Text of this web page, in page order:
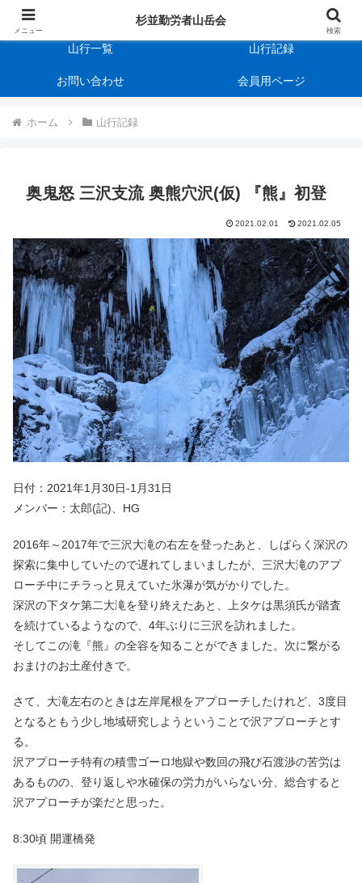
山行一覧 山行記録
お問い合わせ 会員用ページ
ホーム 山行記録
奥鬼怒 三沢支流 奥熊穴沢(仮) 『熊』初登
2021.02.01 2021.02.05
日付：2021年1月30日-1月31日
メンバー：太郎(記)、HG
2016年～2017年で三沢大滝の右左を登ったあと、しばらく深沢の
探索に集中していたので遅れてしまいましたが、三沢大滝のアプ
ローチ中にチラっと見えていた氷瀑が気がかりでした。
深沢の下タケ第二大滝を登り終えたあと、上タケは黒須氏が踏査
を続けているようなので、4年ぶりに三沢を訪れました。
そしてこの滝『熊』の全容を知ることができました。次に繋がる
おまけのお土産付きで。
さて、大滝左右のときは左岸尾根をアプローチしたけれど、3度目
となるともう少し地域研究しようということで沢アプローチとす
る。
沢アプローチ特有の積雪ゴーロ地獄や数回の飛び石渡渉の苦労は
あるものの、登り返しや水確保の労力がいらない分、総合すると
沢アプローチが楽だと思った。
8:30頃 開運橋発
メニュー
杉並勤労者山岳会
検索